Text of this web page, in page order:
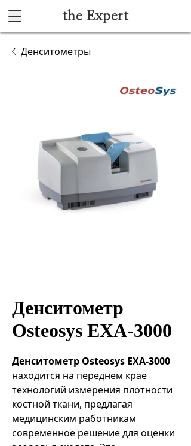
the Expert
Лучевая диагностика
Ультразвуковая диагностика
Офтальмологическое оборудование
Денситометры
Денситометр
Osteosys EXA-3000
Денситометр Osteosys EXA-3000
находится на переднем крае
технологий измерения плотности
костной ткани, предлагая
медицинским работникам
современное решение для оценки